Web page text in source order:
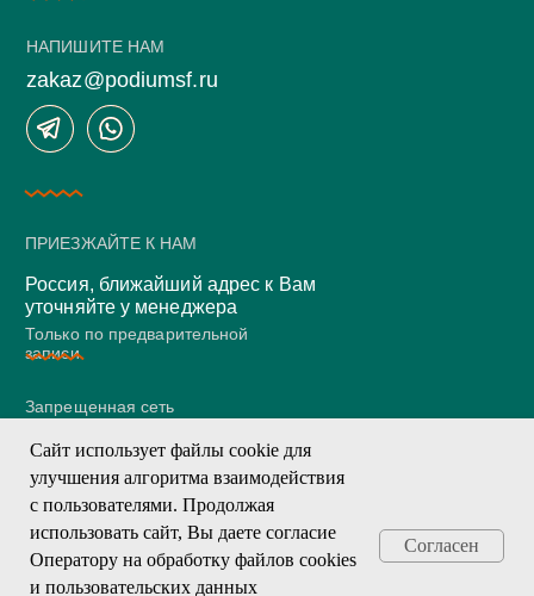
НАПИШИТЕ НАМ
zakaz@podiumsf.ru
ПРИЕЗЖАЙТЕ К НАМ
Россия, ближайший адрес к Вам
уточняйте у менеджера
Только по предварительной
записи
Запрещенная сеть
Политика конфиденциальности
Согласие на обработку ПД
Политика использования cookies
Сайт использует файлы cookie для
улучшения алгоритма взаимодействия
с пользователями. Продолжая
использовать сайт, Вы даете согласие
Оператору на обработку файлов cookies
и пользовательских данных
Согласен